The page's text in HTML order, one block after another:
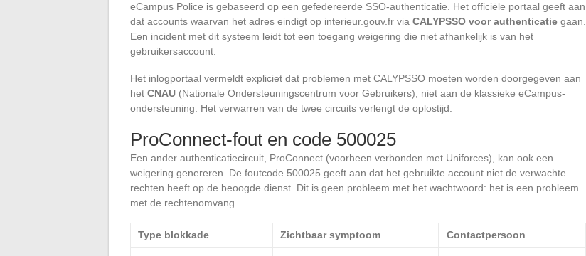
eCampus Police is gebaseerd op een gefedereerde SSO-authenticatie. Het officiële portaal geeft aan
dat accounts waarvan het adres eindigt op interieur.gouv.fr via CALYPSSO voor authenticatie gaan.
Een incident met dit systeem leidt tot een toegang weigering die niet afhankelijk is van het
gebruikersaccount.
Het inlogportaal vermeldt expliciet dat problemen met CALYPSSO moeten worden doorgegeven aan
het CNAU (Nationale Ondersteuningscentrum voor Gebruikers), niet aan de klassieke eCampus-
ondersteuning. Het verwarren van de twee circuits verlengt de oplostijd.
ProConnect-fout en code 500025
Een ander authenticatiecircuit, ProConnect (voorheen verbonden met Uniforces), kan ook een
weigering genereren. De foutcode 500025 geeft aan dat het gebruikte account niet de verwachte
rechten heeft op de beoogde dienst. Dit is geen probleem met het wachtwoord: het is een probleem
met de rechtenomvang.
Type blokkade Zichtbaar symptoom Contactpersoon